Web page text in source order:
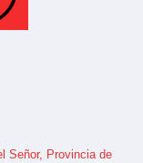
Señor, Provincia de